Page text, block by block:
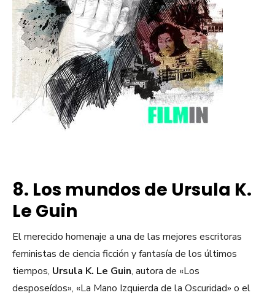
8. Los mundos de Ursula K.
Le Guin
El merecido homenaje a una de las mejores escritoras
feministas de ciencia ficción y fantasía de los últimos
tiempos, Ursula K. Le Guin, autora de «Los
desposeídos», «La Mano Izquierda de la Oscuridad» o el